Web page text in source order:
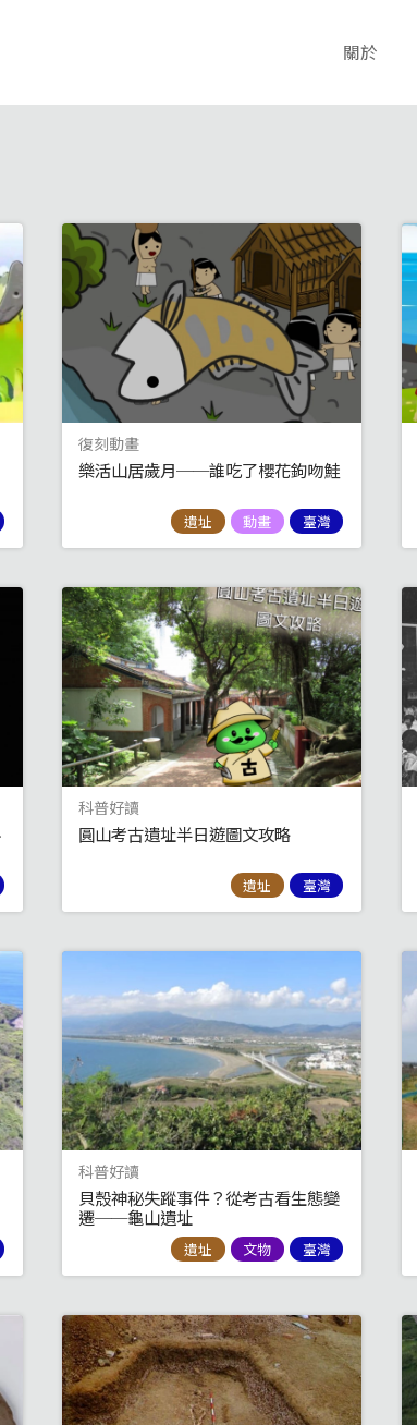
關於
復刻動畫
樂活山居歲月──誰吃了櫻花鉤吻鮭
遺址 動畫 臺灣
科普好讀
圓山考古遺址半日遊圖文攻略
遺址 臺灣
科普好讀
貝殼神秘失蹤事件？從考古看生態變
遷──龜山遺址
遺址 文物 臺灣